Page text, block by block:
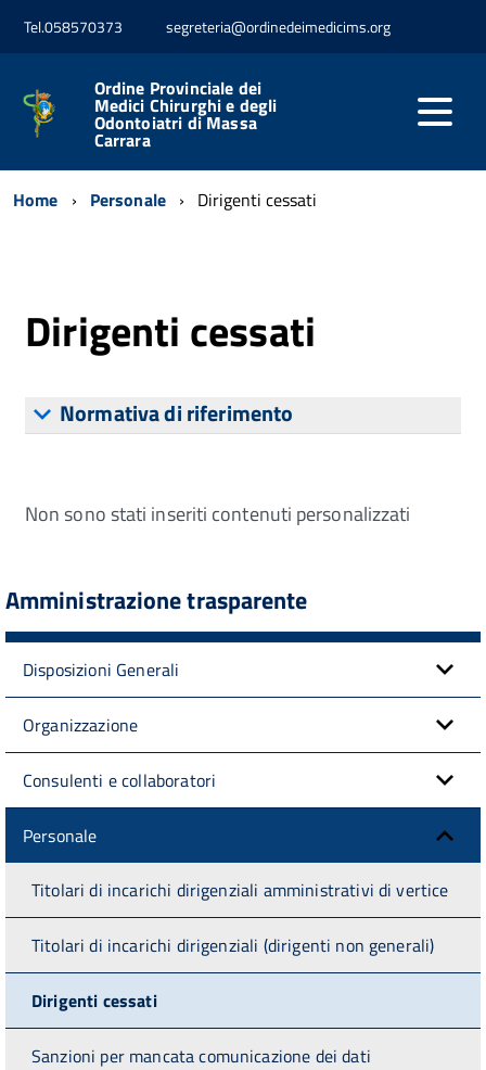
Tel.058570373 segreteria@ordinedeimedicims.org
Ordine Provinciale dei
Medici Chirurghi e degli
Odontoiatri di Massa
Carrara
Home Personale Dirigenti cessati
Dirigenti cessati
Normativa di riferimento
Non sono stati inseriti contenuti personalizzati
Amministrazione trasparente
Disposizioni Generali
Organizzazione
Consulenti e collaboratori
Personale
Titolari di incarichi dirigenziali amministrativi di vertice
Titolari di incarichi dirigenziali (dirigenti non generali)
Dirigenti cessati
Sanzioni per mancata comunicazione dei dati